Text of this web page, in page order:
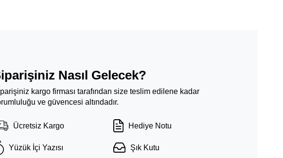
Nasıl Gelecek?
kargo firması tarafından size teslim edilene kadar
ve güvencesi altındadır.
Ücretsiz Kargo Hediye Notu
Yüzük İçi Yazısı Şık Kutu